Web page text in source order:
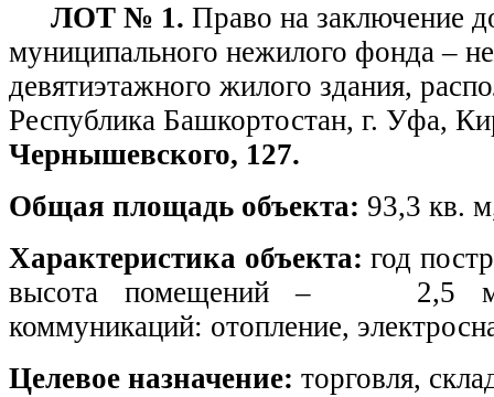
ЛОТ № 1. Право на заключение
муниципального нежилого фонда –
девятиэтажного жилого здания,
Республика Башкортостан, г. Уфа,
Чернышевского, 127.
Общая площадь объекта: 93,3 кв.
Характеристика объекта: год
высота помещений – 2,5 м,
коммуникаций: отопление,
Целевое назначение: торговля,